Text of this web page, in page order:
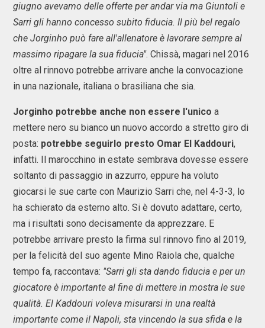
giugno avevamo delle offerte per andar via ma Giuntoli e
Sarri gli hanno concesso subito fiducia. Il più bel regalo
che Jorginho può fare all'allenatore è lavorare sempre al
massimo ripagare la sua fiducia". Chissà, magari nel 2016
oltre al rinnovo potrebbe arrivare anche la convocazione
in una nazionale, italiana o brasiliana che sia.
Jorginho potrebbe anche non essere l'unico a
mettere nero su bianco un nuovo accordo a stretto giro di
posta: potrebbe seguirlo presto Omar El Kaddouri,
infatti. Il marocchino in estate sembrava dovesse essere
soltanto di passaggio in azzurro, eppure ha voluto
giocarsi le sue carte con Maurizio Sarri che, nel 4-3-3, lo
ha schierato da esterno alto. Si è dovuto adattare, certo,
ma i risultati sono decisamente da apprezzare. E
potrebbe arrivare presto la firma sul rinnovo fino al 2019,
per la felicità del suo agente Mino Raiola che, qualche
tempo fa, raccontava: "Sarri gli sta dando fiducia e per un
giocatore è importante al fine di mettere in mostra le sue
qualità. El Kaddouri voleva misurarsi in una realtà
importante come il Napoli, sta vincendo la sua sfida e la